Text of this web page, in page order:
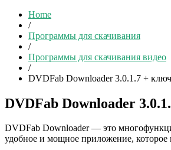
Home
/
Программы для скачивания
/
Программы для скачивания видео
/
DVDFab Downloader 3.0.1.7 +
DVDFab Downloader
DVDFab Downloader — это
удобное и мощное приложение, которое